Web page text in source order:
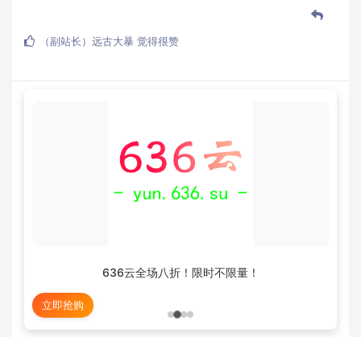
（副站长）远古大暴 觉得很赞
636云全场八折！限时不限量！
立即抢购